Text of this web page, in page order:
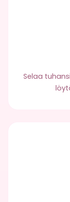
Selaa